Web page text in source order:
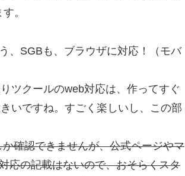
。
、SGBも、ブラウザに対応！（モバ
ツクールのweb対応は、作ってすぐ
いですね。すごく楽しいし、この部
確認できませんが、公式ページやマ
応の記載はないので、おそらくスタ